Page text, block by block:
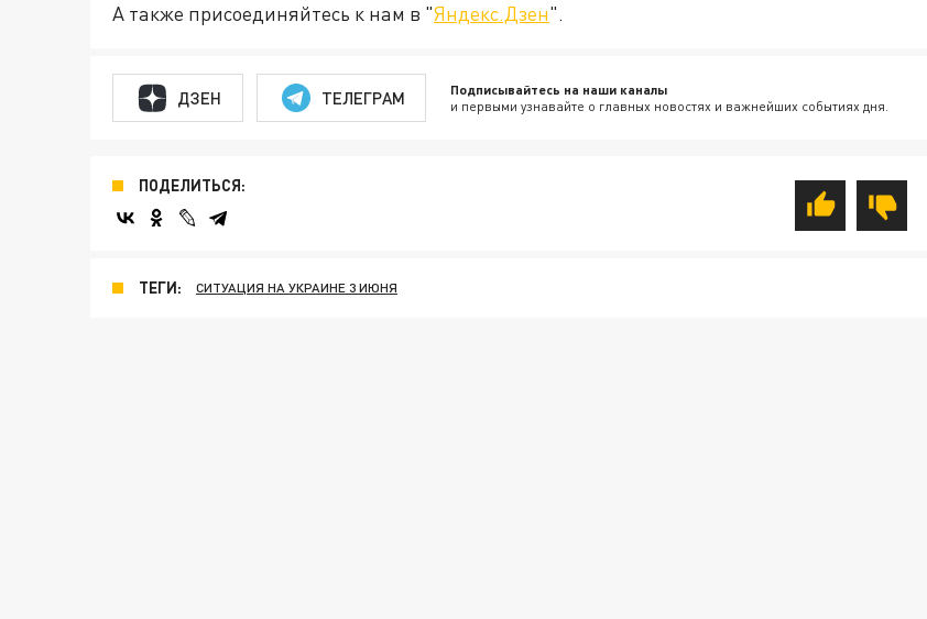
А также присоединяйтесь к нам в "Яндекс.Дзен".
ДЗЕН ТЕЛЕГРАМ Подписывайтесь на наши каналы
и первыми узнавайте о главных новостях и важнейших событиях дня.
ПОДЕЛИТЬСЯ:
ТЕГИ: СИТУАЦИЯ НА УКРАИНЕ 3 ИЮНЯ